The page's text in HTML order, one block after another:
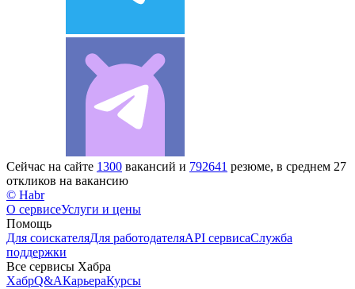
Сейчас на сайте 1300 вакансий и 792641 резюме, в среднем 27
откликов на вакансию
© Habr
О сервисеУслуги и цены
Помощь
Для соискателяДля работодателяAPI сервисаСлужба
поддержки
Все сервисы Хабра
ХабрQ&AКарьераКурсы